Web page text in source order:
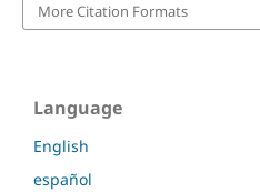
More Citation Formats
Language
English
español